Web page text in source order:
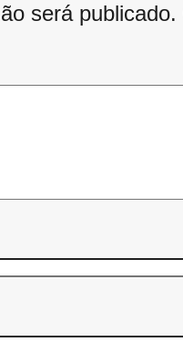
será publicado.